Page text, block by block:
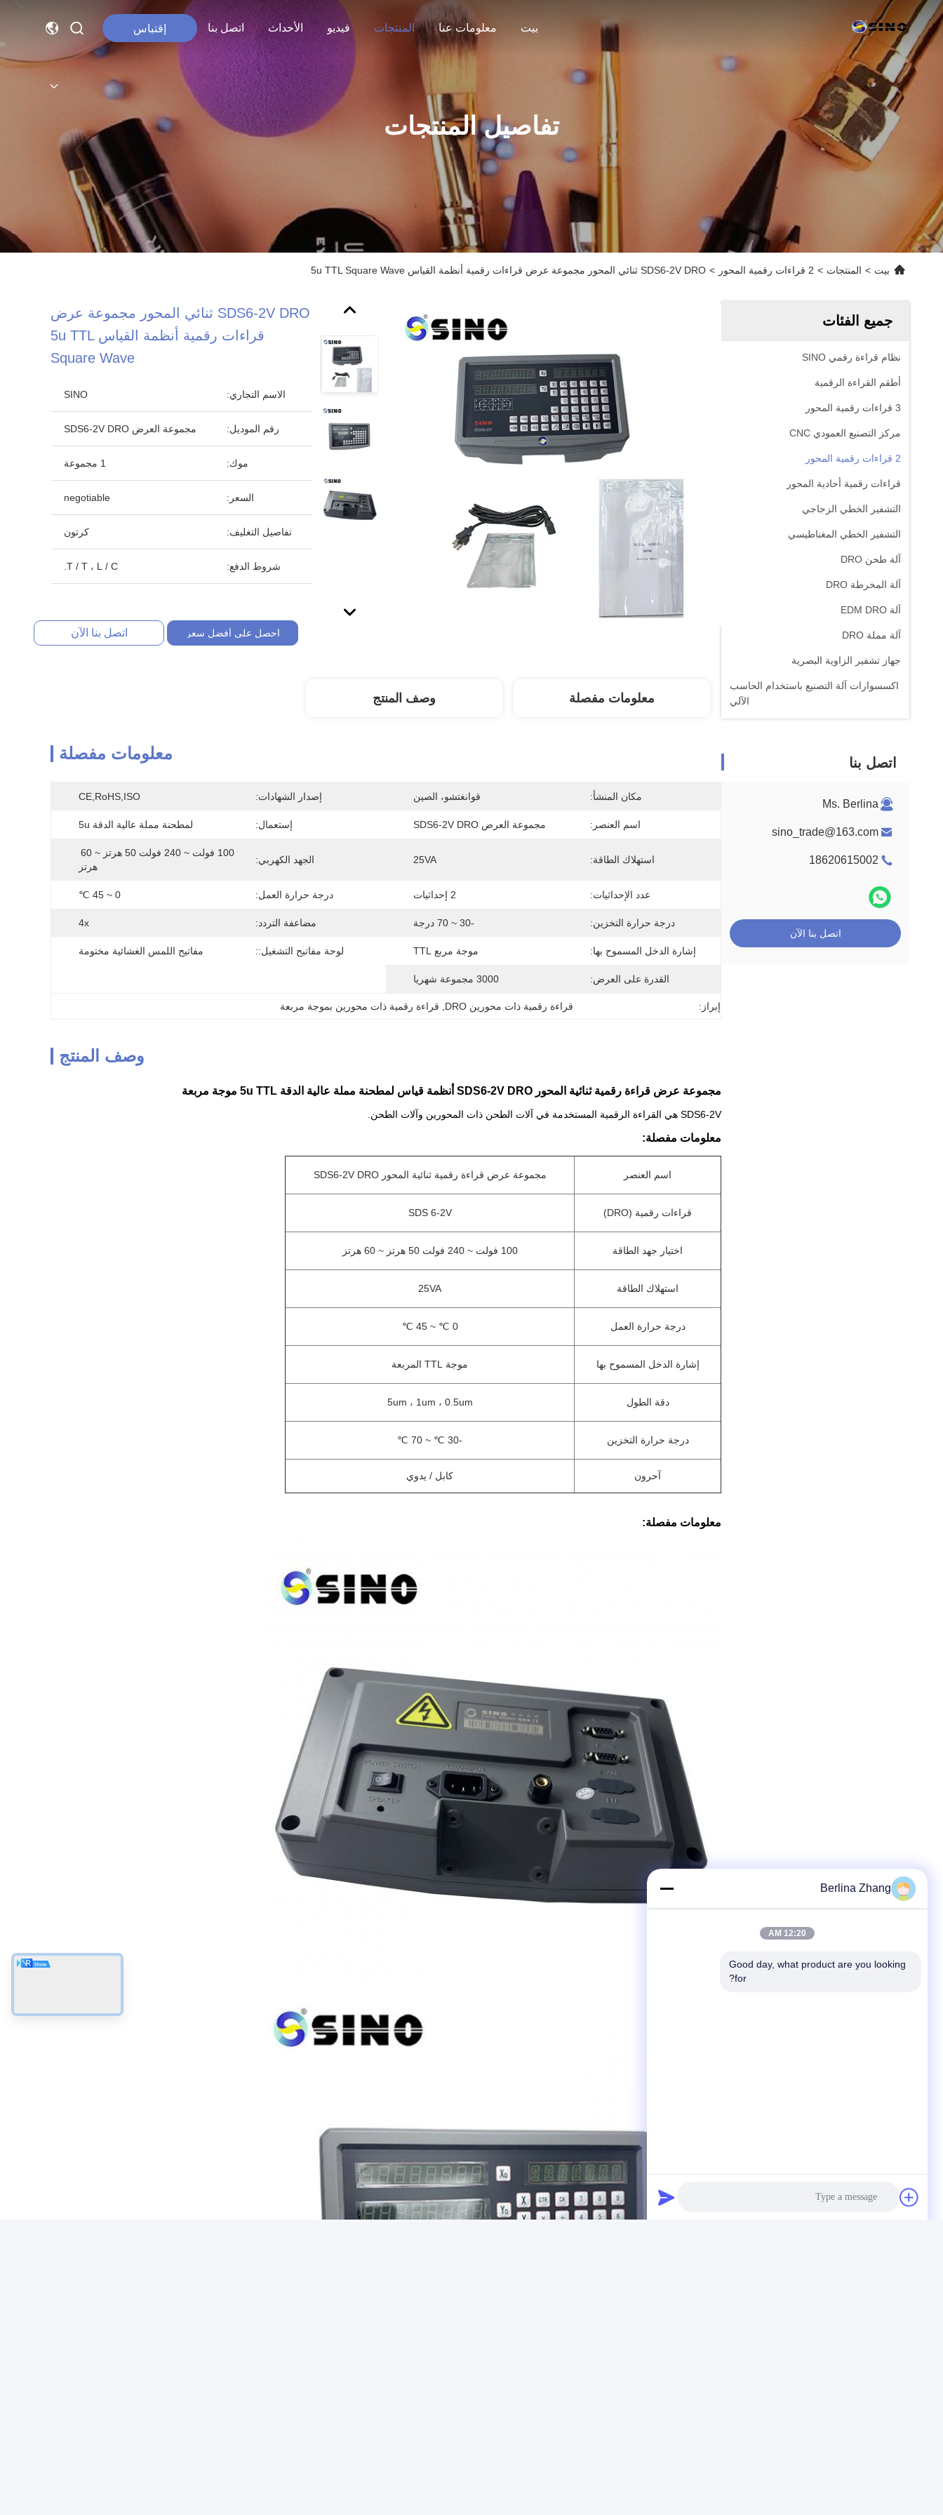
بيت معلومات عنا المنتجات فيديو الأحداث اتصل بنا إقتباس
تفاصيل المنتجات
بيت > المنتجات > 2 قراءات رقمية المحور > SDS6-2V DRO ثنائي المحور مجموعة عرض قراءات رقمية أنظمة القياس 5u TTL Square Wave
جميع الفئات
نظام قراءة رقمي SINO
أطقم القراءة الرقمية
3 قراءات رقمية المحور
مركز التصنيع العمودي CNC
2 قراءات رقمية المحور
قراءات رقمية أحادية المحور
التشفير الخطي الزجاجي
التشفير الخطي المغناطيسي
آلة طحن DRO
آلة المخرطة DRO
آلة EDM DRO
آلة مملة DRO
جهاز تشفير الزاوية البصرية
اكسسوارات آلة التصنيع باستخدام الحاسب
الآلي
اتصل بنا
Ms. Berlina
sino_trade@163.com
18620615002
اتصل بنا الآن
SDS6-2V DRO ثنائي المحور مجموعة عرض
قراءات رقمية أنظمة القياس 5u TTL
Square Wave
الاسم التجاري: SINO
رقم الموديل: مجموعة العرض SDS6-2V DRO
موك: 1 مجموعة
السعر: negotiable
تفاصيل التغليف: كرتون
شروط الدفع: T / T ، L / C.
احصل على أفضل سعر اتصل بنا الآن
معلومات مفصلة وصف المنتج
معلومات مفصلة
مكان المنشأ: قوانغتشو، الصين إصدار الشهادات: CE,RoHS,ISO
اسم العنصر: مجموعة العرض SDS6-2V DRO إستعمال: لمطحنة مملة عالية الدقة 5u
استهلاك الطاقة: 25VA الجهد الكهربي:
هرتز
عدد الإحداثيات: 2 إحداثيات درجة حرارة العمل: 0 ~ 45 ℃
درجة حرارة التخزين: -30 ~ 70 درجة مضاعفة التردد: 4x
إشارة الدخل المسموح بها: موجة مربع TTL لوحة مفاتيح التشغيل:: مفاتيح اللمس الغشائية مختومة
القدرة على العرض: 3000 مجموعة شهريا
إبراز: قراءة رقمية ذات محورين DRO قراءة رقمية ذات محورين بموجة مربعة
وصف المنتج
مجموعة عرض قراءة رقمية ثنائية المحور SDS6-2V DRO أنظمة قياس لمطحنة مملة عالية الدقة 5u TTL موجة مربعة
SDS6-2V هي القراءة الرقمية المستخدمة في آلات الطحن ذات المحورين وآلات الطحن.
معلومات مفصلة:
اسم العنصر مجموعة عرض قراءة رقمية ثنائية المحور SDS6-2V DRO
قراءات رقمية (DRO) SDS 6-2V
اختيار جهد الطاقة 100 فولت ~ 240 فولت 50 هرتز ~ 60 هرتز
استهلاك الطاقة 25VA
درجة حرارة العمل 0 ℃ ~ 45 ℃
إشارة الدخل المسموح بها موجة TTL المربعة
دقة الطول 5um ، 1um ، 0.5um
درجة حرارة التخزين -30 ℃ ~ 70 ℃
آحرون كابل / يدوي
معلومات مفصلة:
Berlina Zhang
12:20 AM
Good day, what product are you looking
for?